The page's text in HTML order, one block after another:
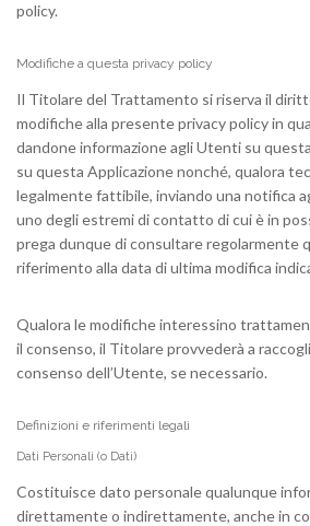
policy.
Modifiche a questa privacy policy
Il Titolare del Trattamento si riserva il
modifiche alla presente privacy policy in
dandone informazione agli Utenti su
su questa Applicazione nonché, qualora
legalmente fattibile, inviando una notifica
uno degli estremi di contatto di cui è in
prega dunque di consultare regolarmente
riferimento alla data di ultima modifica
Qualora le modifiche interessino
il consenso, il Titolare provvederà a
consenso dell’Utente, se necessario.
Definizioni e riferimenti legali
Dati Personali (o Dati)
Costituisce dato personale qualunque
direttamente o indirettamente, anche in